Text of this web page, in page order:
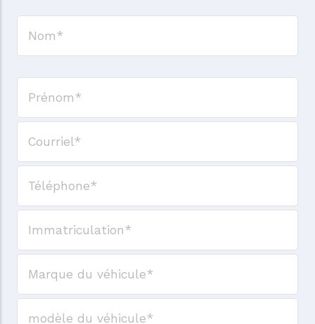
Nom
Prénom
Courriel
Téléphone
N° d'immatriculation
Marque du véhicule
Modèle du véhicule